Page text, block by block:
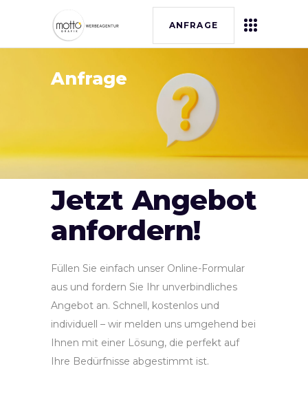
ANFRAGE
Anfrage
Jetzt Angebot
anfordern!
Füllen Sie einfach unser Online-Formular
aus und fordern Sie Ihr unverbindliches
Angebot an. Schnell, kostenlos und
individuell – wir melden uns umgehend bei
Ihnen mit einer Lösung, die perfekt auf
Ihre Bedürfnisse abgestimmt ist.